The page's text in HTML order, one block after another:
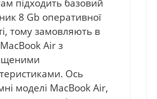
підходить базовий
8 Gb оперативної
тому замовляють в
Air з
Ось
моделі MacBook Air,